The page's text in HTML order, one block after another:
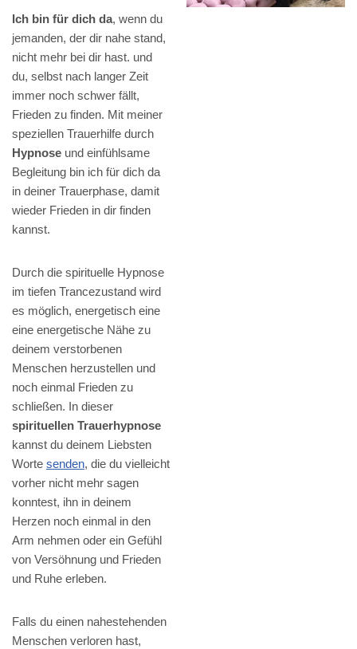
Ich bin für dich da, wenn du
jemanden, der dir nahe stand,
nicht mehr bei dir hast. und
du, selbst nach langer Zeit
immer noch schwer fällt,
Frieden zu finden. Mit meiner
speziellen Trauerhilfe durch
Hypnose und einfühlsame
Begleitung bin ich für dich da
in deiner Trauerphase, damit
wieder Frieden in dir finden
kannst.
Durch die spirituelle Hypnose
im tiefen Trancezustand wird
es möglich, energetisch eine
eine energetische Nähe zu
deinem verstorbenen
Menschen herzustellen und
noch einmal Frieden zu
schließen. In dieser
spirituellen Trauerhypnose
kannst du deinem Liebsten
Worte senden, die du vielleicht
vorher nicht mehr sagen
konntest, ihn in deinem
Herzen noch einmal in den
Arm nehmen oder ein Gefühl
von Versöhnung und Frieden
und Ruhe erleben.
Falls du einen nahestehenden
Menschen verloren hast,